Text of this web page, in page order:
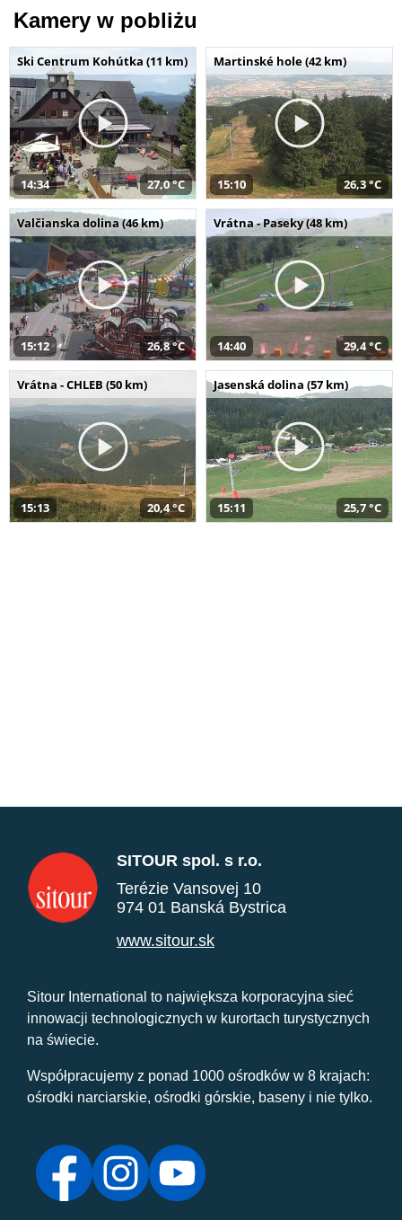
Kamery w pobliżu
Ski Centrum Kohútka (11 km)
14:34 27,0 °C
Martinské hole (42 km)
15:10 26,3 °C
Valčianska dolina (46 km)
15:12 26,8 °C
Vrátna - Paseky (48 km)
14:40 29,4 °C
Vrátna - CHLEB (50 km)
15:13 20,4 °C
Jasenská dolina (57 km)
15:11 25,7 °C
SITOUR spol. s r.o.
Terézie Vansovej 10
974 01 Banská Bystrica
www.sitour.sk
Sitour International to największa korporacyjna sieć
innowacji technologicznych w kurortach turystycznych
na świecie.
Współpracujemy z ponad 1000 ośrodków w 8 krajach:
ośrodki narciarskie, ośrodki górskie, baseny i nie tylko.